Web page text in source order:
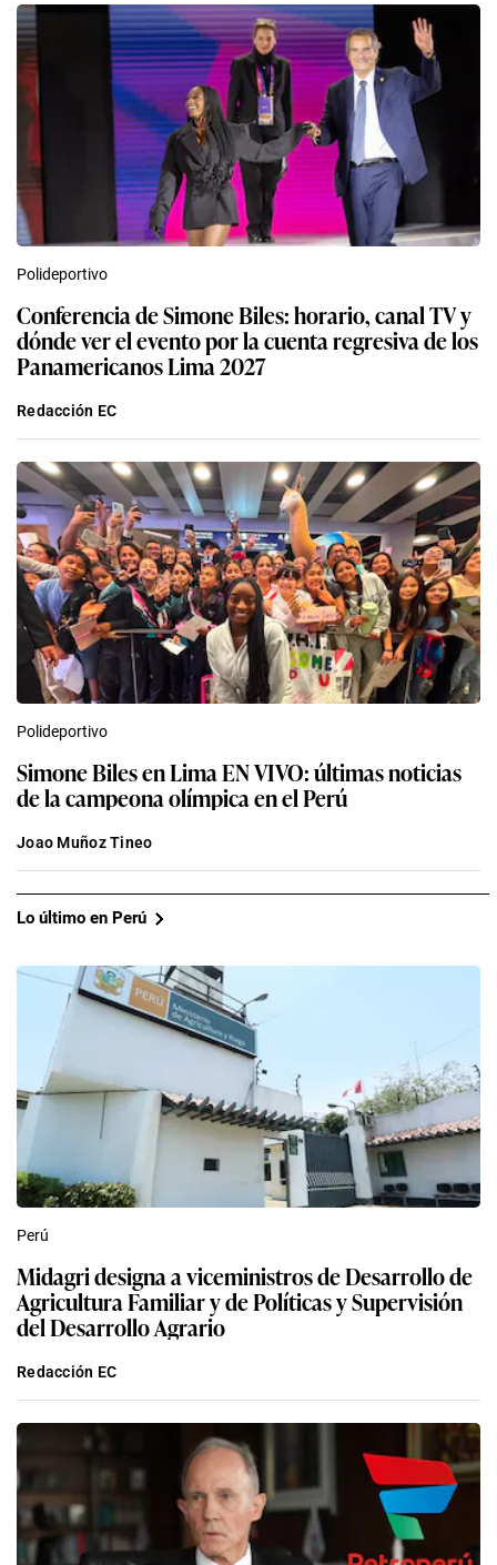
Polideportivo
Conferencia de Simone Biles: horario, canal TV y
dónde ver el evento por la cuenta regresiva de los
Panamericanos Lima 2027
Redacción EC
Polideportivo
Simone Biles en Lima EN VIVO: últimas noticias
de la campeona olímpica en el Perú
Joao Muñoz Tineo
Lo último en Perú
Perú
Midagri designa a viceministros de Desarrollo de
Agricultura Familiar y de Políticas y Supervisión
del Desarrollo Agrario
Redacción EC